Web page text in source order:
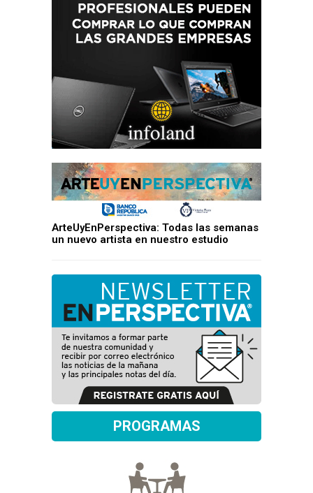
ArteUyEnPerspectiva: Todas las semanas
un nuevo artista en nuestro estudio
PROGRAMAS